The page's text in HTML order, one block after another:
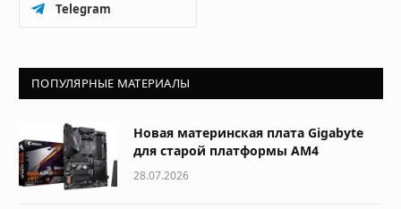
Telegram
ПОПУЛЯРНЫЕ МАТЕРИАЛЫ
Новая материнская плата Gigabyte
для старой платформы AM4
28.07.2026